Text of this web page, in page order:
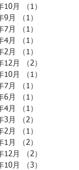
10月
（1）
9月
（1）
7月
（1）
4月
（1）
2月
（1）
12月
（2）
10月
（1）
7月
（1）
6月
（1）
4月
（1）
3月
（2）
2月
（1）
1月
（2）
12月
（2）
10月
（3）